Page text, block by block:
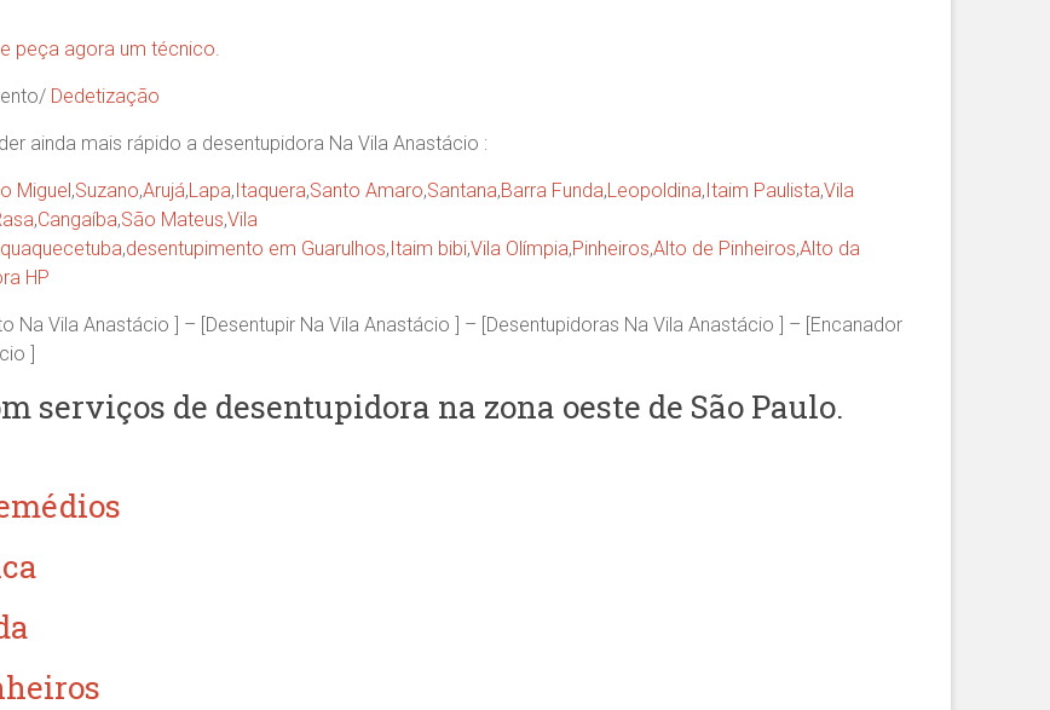
peça agora um técnico.
Dedetização
ainda mais rápido a desentupidora Na Vila Anastácio :
Miguel ,Suzano,Arujá,Lapa, Itaquera,Santo Amaro,Santana,Barra Funda,Leopoldina, Itaim Paulista,Vila
,Cangaíba,São Mateus,Vila
,desentupimento em Guarulhos, Itaim bibi,Vila Olímpia,Pinheiros,Alto de Pinheiros,Alto da
HP
Na Vila Anastácio ] – [Desentupir Na Vila Anastácio ] – [Desentupidoras Na Vila Anastácio ] – [Encanador
]
serviços de desentupidora na zona oeste de São Paulo.